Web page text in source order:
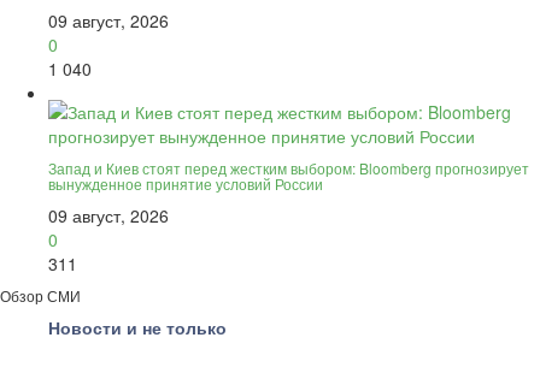
09 август, 2026
0
1 040
Запад и Киев стоят перед жестким выбором: Bloomberg прогнозирует
вынужденное принятие условий России
09 август, 2026
0
311
Обзор СМИ
Новости и не только